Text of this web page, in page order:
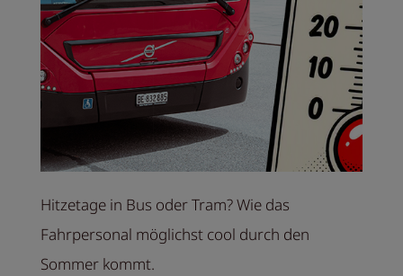
Hitzetage in Bus oder Tram? Wie das
Fahrpersonal möglichst cool durch den
Sommer kommt.